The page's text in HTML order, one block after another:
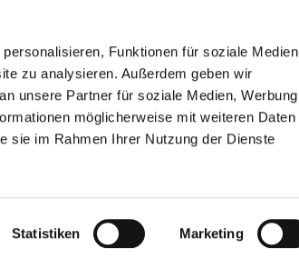
Funktionen für soziale Medien
zu analysieren. Außerdem geben wir
unsere Partner für soziale Medien, Werbung
möglicherweise mit weiteren Daten
sie im Rahmen Ihrer Nutzung der Dienste
Statistiken Marketing